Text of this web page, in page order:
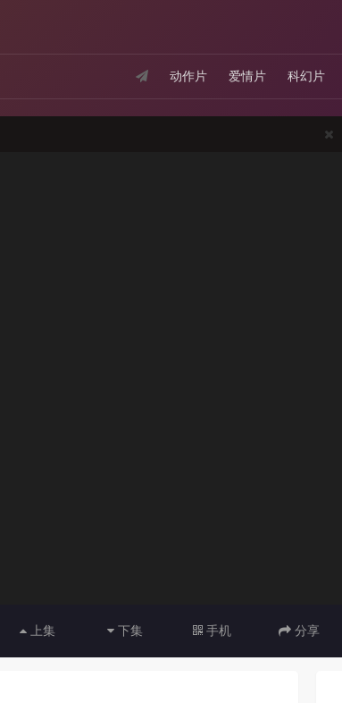
动作片 爱情片 科幻片
上集 下集 手机 分享